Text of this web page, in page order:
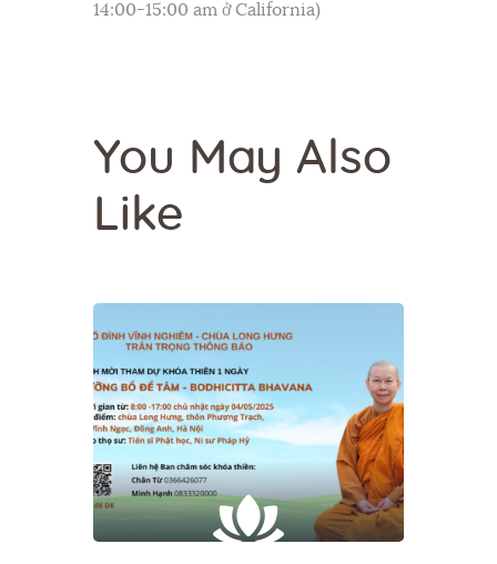
14:00-15:00 am ở California)
You May Also
Like